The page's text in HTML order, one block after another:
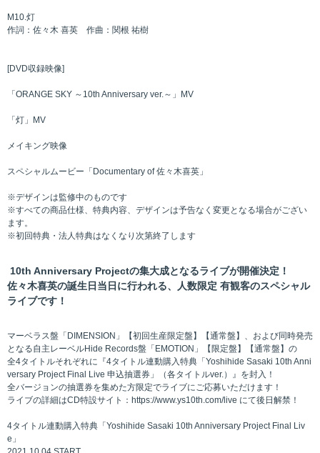
M10.灯
作詞：佐々木 喜英 作曲：関根 祐樹
[DVD収録映像]
「ORANGE SKY ～10th Anniversary ver.～」MV
「灯」MV
メイキング映像
スペシャルムービー「Documentary of 佐々木喜英」
※デザインは監修中のものです
※すべての商品仕様、特典内容、デザインは予告なく変更となる場合がござい
ます。
※初回特典・法人特典はなくなり次第終了します
10th Anniversary Projectの集大成となるライブが開催決定！
佐々木喜英の誕生日当日に行われる、人数限定 有観客のスペシャル
ライブです！
マーベラス盤「DIMENSION」【初回生産限定盤】【通常盤】、および同時発売
となる自主レーベルHide Records盤「EMOTION」【限定盤】【通常盤】の
全4タイトルそれぞれに『4タイトル連動購入特典「Yoshihide Sasaki 10th Anni
versary Project Final Live 申込抽選券」（各タイトルver.）』を封入！
全バージョンの抽選券を集めた方限定でライブにご応募いただけます！
ライブの詳細はCD特設サイト：https://www.ys10th.com/live にて後日解禁！
4タイトル連動購入特典「Yoshihide Sasaki 10th Anniversary Project Final Liv
e」